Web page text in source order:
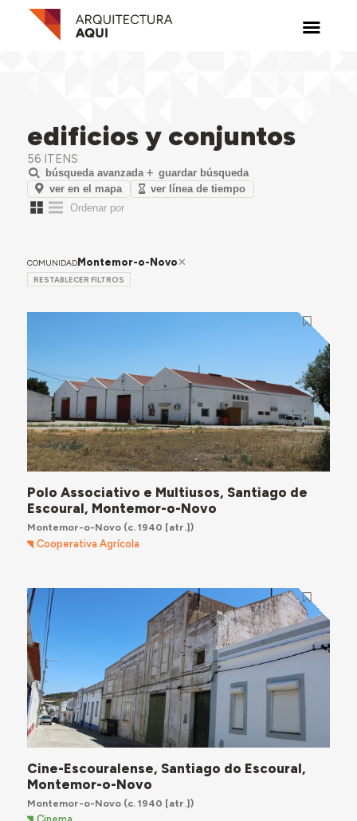
edificios y conjuntos
56 ITENS
búsqueda avanzada
guardar búsqueda
ver en el mapa
ver línea de tiempo
COMUNIDADMontemor-o-Novo
RESTABLECER FILTROS
Polo Associativo e Multiusos, Santiago de
Escoural, Montemor-o-Novo
Montemor-o-Novo(c. 1940 [atr.])
Cooperativa Agrícola
Cine-Escouralense, Santiago do Escoural,
Montemor-o-Novo
Montemor-o-Novo(c. 1940 [atr.])